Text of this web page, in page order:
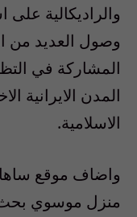
والراديكالية
وصول العديد من
المشاركة في
المدن الايرانية
الاسلامية.
واضاف موقع
منزل موسوي بحث